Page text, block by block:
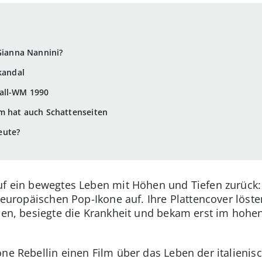
Nannini?
WM 1990
hat auch Schattenseiten
ein bewegtes Leben mit Höhen und Tiefen
Pop-Ikone auf. Ihre Plattencover
besiegte die Krankheit und bekam erst im
Rebellin einen Film über das Leben der